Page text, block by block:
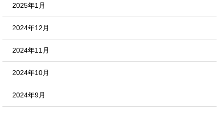
2025年1月
2024年12月
2024年11月
2024年10月
2024年9月